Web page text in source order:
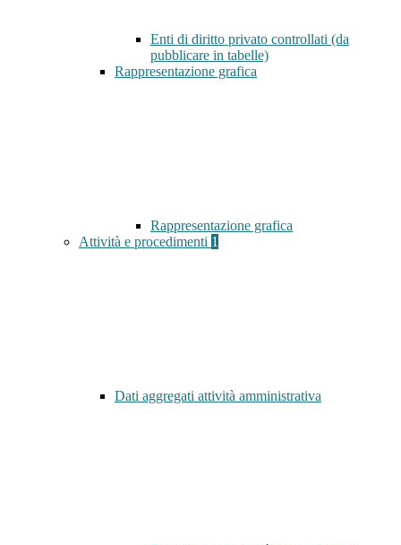
Enti di diritto privato controllati (da
pubblicare in tabelle)
Rappresentazione grafica
Rappresentazione grafica
Attività e procedimenti 1
Dati aggregati attività amministrativa